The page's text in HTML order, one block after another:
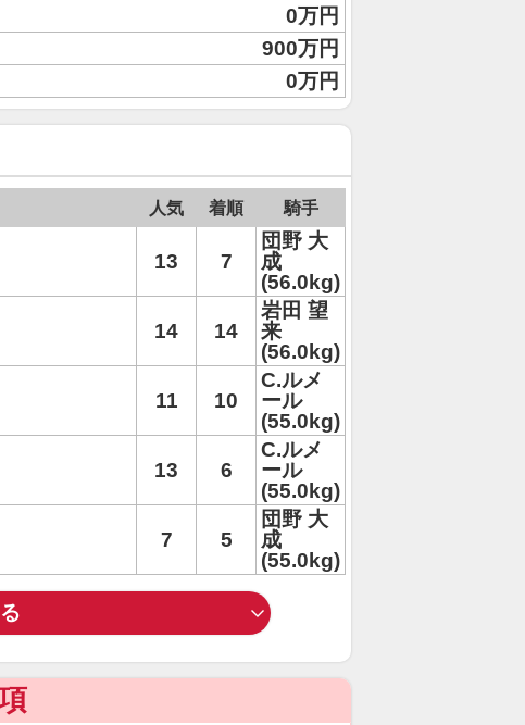
0万円
900万円
0万円
人気 着順 騎手
13 7
団野 大
成
(56.0kg)
14 14
岩田 望
来
(56.0kg)
11 10
C.ルメ
ール
(55.0kg)
13 6
C.ルメ
ール
(55.0kg)
7 5
団野 大
成
(55.0kg)